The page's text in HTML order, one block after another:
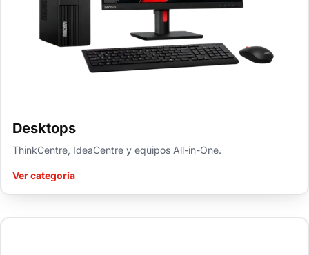
Desktops
ThinkCentre, IdeaCentre y equipos All-in-One.
Ver categoría